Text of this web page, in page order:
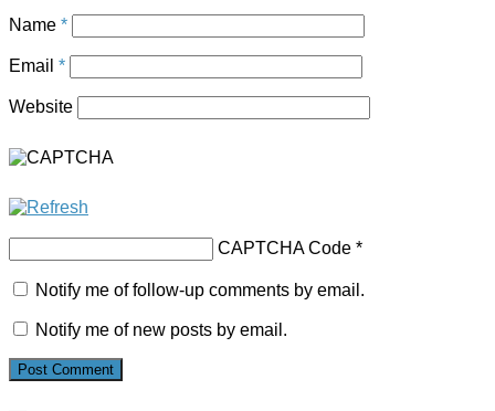
Name *
Email *
Website
CAPTCHA Code *
Notify me of follow-up comments by email.
Notify me of new posts by email.